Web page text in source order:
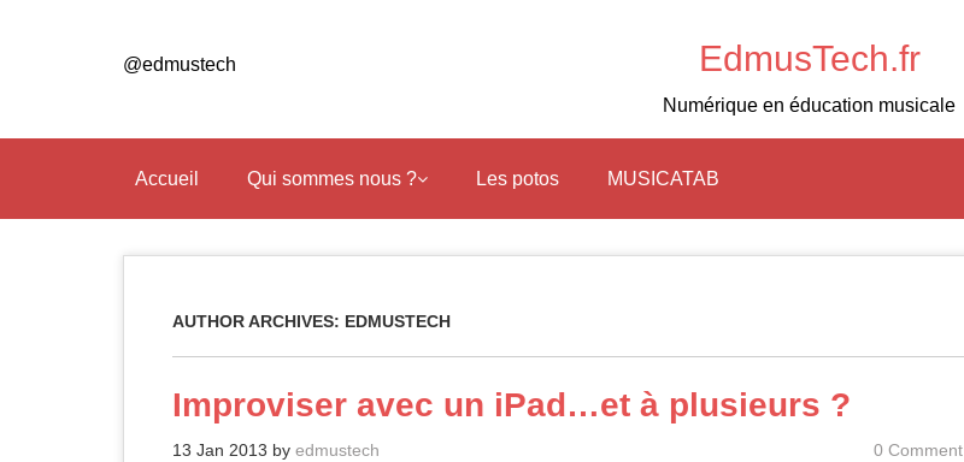
@edmustech EdmusTech.fr
Numérique en éducation musicale
Accueil Qui sommes nous ? Les potos MUSICATAB
AUTHOR ARCHIVES: EDMUSTECH
Improviser avec un iPad…et à plusieurs ?
13 Jan 2013 by edmustech 0 Comment